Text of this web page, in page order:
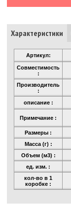
Характеристики
Артикул:
Совместимость
:
Производитель
:
описание :
Примечание :
Размеры :
Масса (г) :
Объем (м3) :
ед. изм. :
кол-во в 1
коробке :